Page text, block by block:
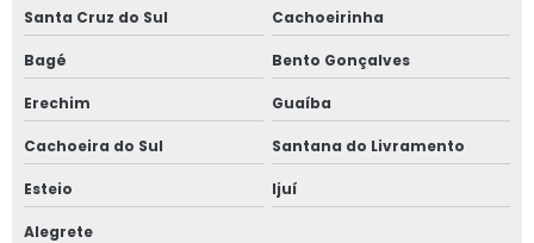
Santa Cruz do Sul Cachoeirinha
Bagé Bento Gonçalves
Erechim Guaíba
Cachoeira do Sul Santana do Livramento
Esteio Ijuí
Alegrete